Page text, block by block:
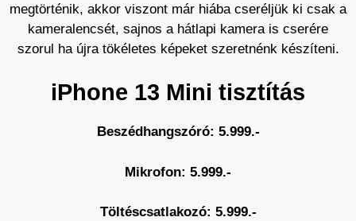
megtörténik, akkor viszont már hiába cseréljük ki csak a
kameralencsét, sajnos a hátlapi kamera is cserére
szorul ha újra tökéletes képeket szeretnénk készíteni.
iPhone 13 Mini tisztítás
Beszédhangszóró: 5.999.-
Mikrofon: 5.999.-
Töltéscsatlakozó: 5.999.-